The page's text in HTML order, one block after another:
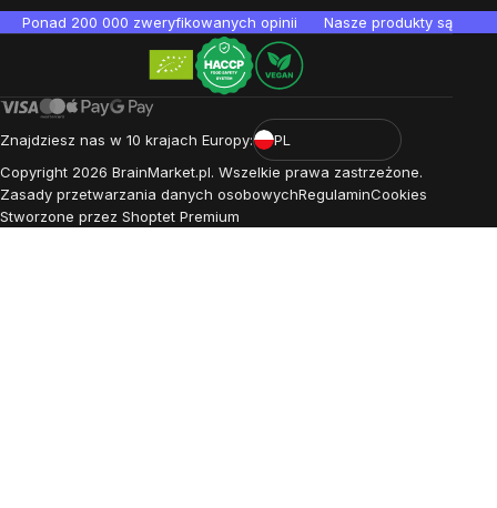
Ponad 200 000 zweryfikowanych opinii Nasze produkty są
Znajdziesz nas w 10 krajach Europy:
PL
Copyright 2026 BrainMarket.pl. Wszelkie prawa zastrzeżone.
Zasady przetwarzania danych osobowychRegulaminCookies
Stworzone przez Shoptet Premium